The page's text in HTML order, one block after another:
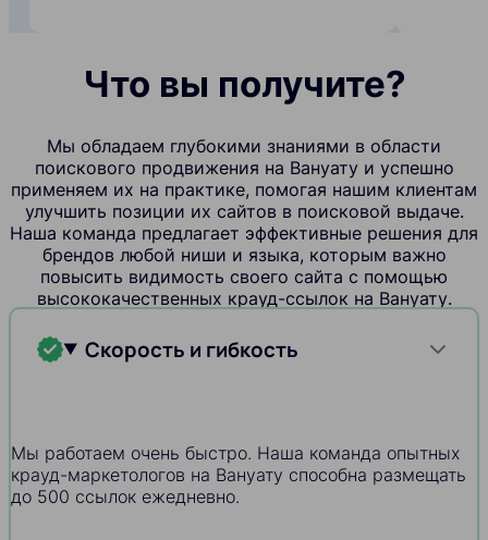
Что вы получите?
Мы обладаем глубокими знаниями в области
поискового продвижения на Вануату и успешно
применяем их на практике, помогая нашим клиентам
улучшить позиции их сайтов в поисковой выдаче.
Наша команда предлагает эффективные решения для
брендов любой ниши и языка, которым важно
повысить видимость своего сайта с помощью
высококачественных крауд-ссылок на Вануату.
Скорость и гибкость
Мы работаем очень быстро. Наша команда опытных
крауд-маркетологов на Вануату способна размещать
до 500 ссылок ежедневно.